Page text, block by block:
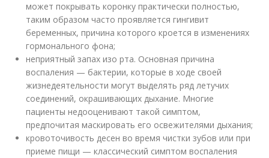
может покрывать коронку практически полностью,
таким образом часто проявляется гингивит
беременных, причина которого кроется в изменениях
гормонального фона;
неприятный запах изо рта. Основная причина
воспаления — бактерии, которые в ходе своей
жизнедеятельности могут выделять ряд летучих
соединений, окрашивающих дыхание. Многие
пациенты недооценивают такой симптом,
предпочитая маскировать его освежителями дыхания;
кровоточивость десен во время чистки зубов или при
приеме пищи — классический симптом воспаления